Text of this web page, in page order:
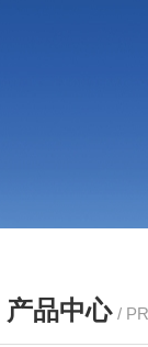
产品中心 /